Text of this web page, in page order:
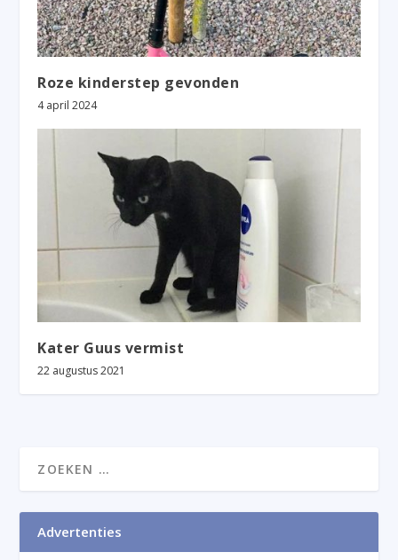
Roze kinderstep gevonden
4 april 2024
Kater Guus vermist
22 augustus 2021
Advertenties